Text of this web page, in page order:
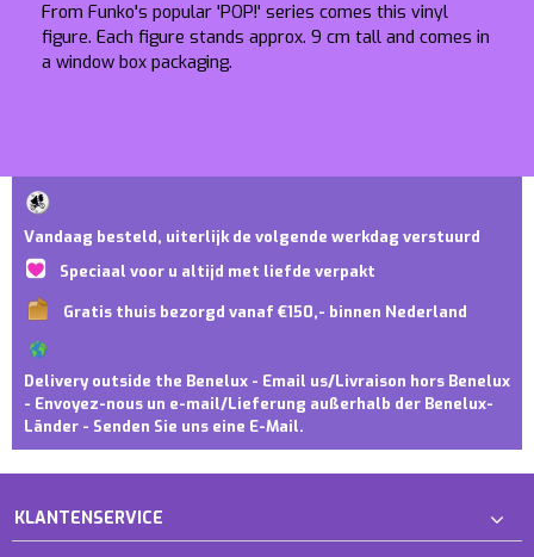
From Funko's popular 'POP!' series comes this vinyl
figure. Each figure stands approx. 9 cm tall and comes in
a window box packaging.
Vandaag besteld, uiterlijk de volgende werkdag verstuurd
Speciaal voor u altijd met liefde verpakt
Gratis thuis bezorgd vanaf €150,- binnen Nederland
Delivery outside the Benelux - Email us/Livraison hors Benelux
- Envoyez-nous un e-mail/Lieferung außerhalb der Benelux-
Länder - Senden Sie uns eine E-Mail.
KLANTENSERVICE